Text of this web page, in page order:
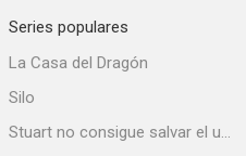
Series populares
La Casa del Dragón
Silo
Stuart no consigue salvar el universo